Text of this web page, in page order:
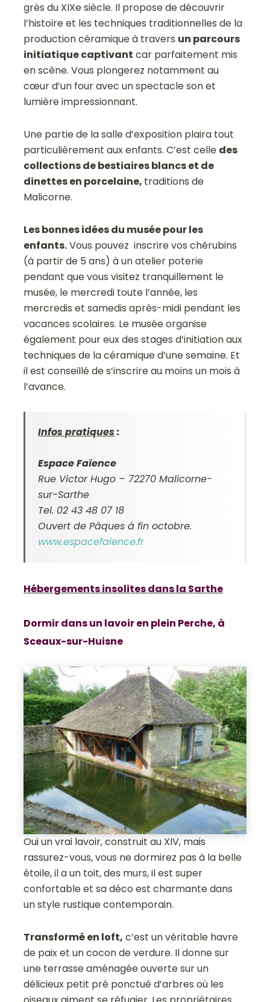
grès du XIXe siècle. Il propose de découvrir
l’histoire et les techniques traditionnelles de la
production céramique à travers un parcours
initiatique captivant car parfaitement mis
en scène. Vous plongerez notamment au
cœur d’un four avec un spectacle son et
lumière impressionnant.
Une partie de la salle d’exposition plaira tout
particulièrement aux enfants. C’est celle des
collections de bestiaires blancs et de
dinettes en porcelaine, traditions de
Malicorne.
Les bonnes idées du musée pour les
enfants.Vous pouvez inscrire vos chérubins
(à partir de 5 ans) à un atelier poterie
pendant que vous visitez tranquillement le
musée, le mercredi toute l’année, les
mercredis et samedis après-midi pendant les
vacances scolaires. Le musée organise
également pour eux des stages d’initiation aux
techniques de la céramique d’une semaine. Et
il est conseillé de s’inscrire au moins un mois à
l’avance.
Infos pratiques:
Espace Faïence
Rue Victor Hugo – 72270 Malicorne-
sur-Sarthe
Tel. 02 43 48 07 18
Ouvert de Pâques à fin octobre.
www.espacefaience.fr
Hébergements insolites dans la Sarthe
Dormir dans un lavoir en plein Perche, à
Sceaux-sur-Huisne
Oui un vrai lavoir, construit au XIV, mais
rassurez-vous, vous ne dormirez pas à la belle
étoile, il a un toit, des murs, il est super
confortable et sa déco est charmante dans
un style rustique contemporain.
Transformé en loft, c’est un véritable havre
de paix et un cocon de verdure. Il donne sur
une terrasse aménagée ouverte sur un
délicieux petit pré ponctué d’arbres où les